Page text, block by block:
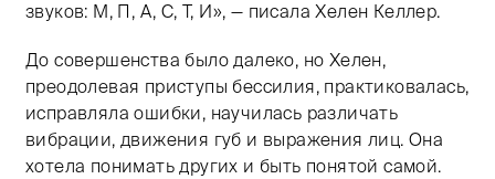
звуков: М, П, А, С, Т, И», — писала Хелен Келлер.
До совершенства было далеко, но Хелен,
преодолевая приступы бессилия, практиковалась,
исправляла ошибки, научилась различать
вибрации, движения губ и выражения лиц. Она
хотела понимать других и быть понятой самой.